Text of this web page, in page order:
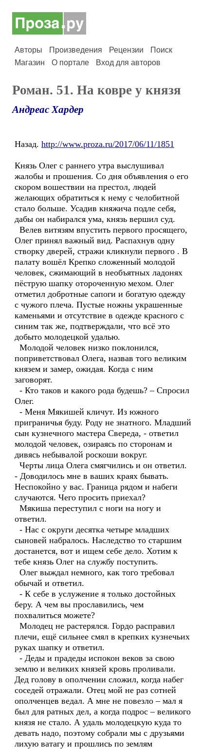
Авторы Произведения Рецензии
Поиск
Магазин
О портале Вход для авторов
Роман. 51. На ковре у князя
Андреас Хардер
Назад. http://www.proza.ru/2017/06/11/1851
Князь Олег с раннего утра выслушивал
жалобы и прошения. Со дня объявления о его
скором вошествии на престол, людей
желающих обратиться к нему с челобитной
стало больше. Усадив княжича подле себя,
дабы он набирался ума, князь вершил суд.
Велев витязям впустить первого просящего,
Олег принял важный вид. Распахнув одну
створку дверей, стражи кликнули первого . В
палату вошёл Крепко сложенный молодой
человек, сжимающий в необъятных ладонях
пёструю шапку отороченную мехом. Олег
отметил добротные сапоги и богатую одежду
с чужого плеча. Пустые ножны украшенные
каменьями и отсутствие в одежде красного с
синим так же, подтверждали, что всё это
добыто молодецкой удалью.
Молодой человек низко поклонился,
поприветствовал Олега, назвав того великим
князем и замер, ожидая. Когда с ним
заговорят.
- Кто таков и какого рода будешь? – Спросил
Олег.
- Меня Мякишей кличут. Из южного
приграничья буду. Роду не знатного. Младший
сын кузнечного мастера Свереда, - ответил
молодой человек, озираясь по сторонам и
дивясь небывалой роскоши вокруг.
Черты лица Олега смягчились и он ответил.
- Доводилось мне в ваших краях бывать.
Неспокойно у вас. Граница рядом и набеги
случаются. Чего просить приехал?
Мякиша переступил с ноги на ногу и
ответил.
- Нас с округи десятка четыре младших
сыновей набралось. Наследство то старшим
достанется, вот и ищем себе дело. Хотим к
тебе князь Олег на службу поступить.
Олег выждал немного, как того требовал
обычай и ответил.
- К себе в услужение я только достойных
беру. А чем вы прославились, чем
похвалиться можете?
Молодец не растерялся. Гордо расправил
плечи, ещё сильнее смял в крепких кузнечьих
руках шапку и ответил.
- Деды и прадеды испокон веков за свою
землю и великих князей кровь проливали.
Дед голову в ополчении сложил, когда набег
соседей отражали. Отец мой не раз сотней
ополченцев ведал. А мне не повезло – мал я
был для ратных дел, а когда подрос – великого
князя не стало. А удаль молодецкую куда то
девать надо, поэтому собрали мы с друзьями
лихую ватагу и прошлись по землям